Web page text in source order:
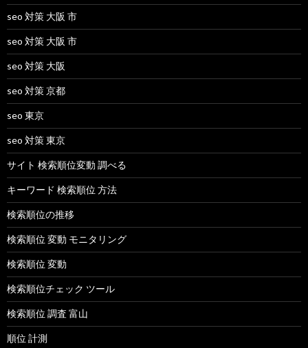
seo 対策 大阪 市
seo 対策 大阪 市
seo 対策 大阪
seo 対策 京都
seo 東京
seo 対策 東京
サイト 検索順位変動 調べる
キーワード 検索順位 方法
検索順位の推移
検索順位 変動 モニタリング
検索順位 変動
検索順位チェック ツール
検索順位 調査 富山
順位 計測